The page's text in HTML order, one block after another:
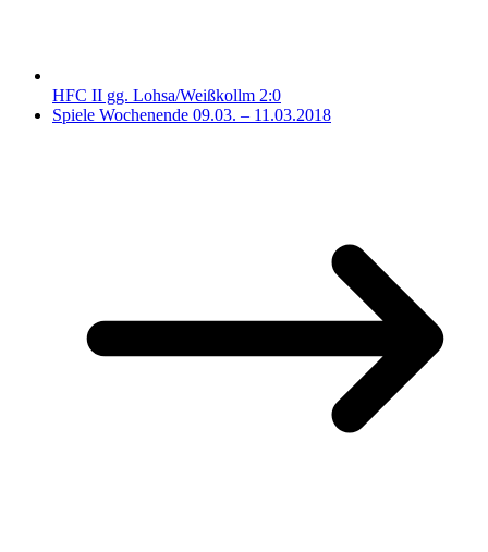
HFC II gg. Lohsa/Weißkollm 2:0
Spiele Wochenende 09.03. – 11.03.2018